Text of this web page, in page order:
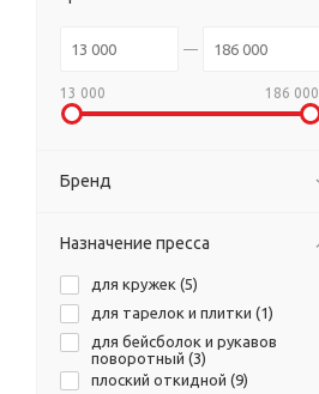
13 000 186 000
Бренд
Назначение пресса
для кружек (5)
для тарелок и плитки (1)
для бейсболок и рукавов
поворотный (3)
плоский откидной (9)